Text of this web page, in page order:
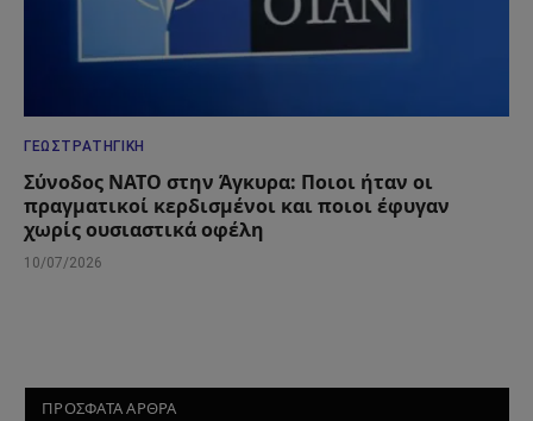
ΓΕΩΣΤΡΑΤΗΓΙΚΉ
Σύνοδος ΝΑΤΟ στην Άγκυρα: Ποιοι ήταν οι
πραγματικοί κερδισμένοι και ποιοι έφυγαν
χωρίς ουσιαστικά οφέλη
10/07/2026
ΠΡΟΣΦΑΤΑ ΑΡΘΡΑ